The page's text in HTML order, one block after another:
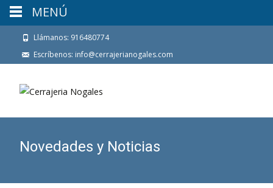
Llámanos: 916480774
Escríbenos: info@cerrajerianogales.com
Novedades y Noticias
MENÚ